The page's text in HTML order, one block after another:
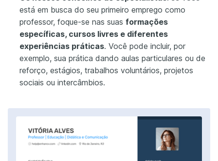
está em busca do seu primeiro emprego como
professor, foque-se nas suas formações
específicas, cursos livres e diferentes
experiências práticas. Você pode incluir, por
exemplo, sua prática dando aulas particulares ou de
reforço, estágios, trabalhos voluntários, projetos
sociais ou intercâmbios.